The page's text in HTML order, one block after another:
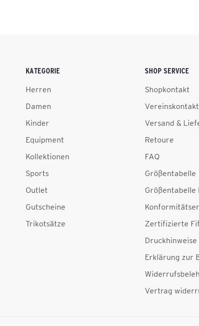
KATEGORIE
Herren
Damen
Kinder
Equipment
Kollektionen
Sports
Outlet
Gutscheine
Trikotsätze
SHOP SERVICE
Shopkontakt
Vereinskontakt
Versand &
Retoure
FAQ
Größentabelle
Größentabelle
Zertifizierte
Druckhinweise
Erklärung zur
Vertrag